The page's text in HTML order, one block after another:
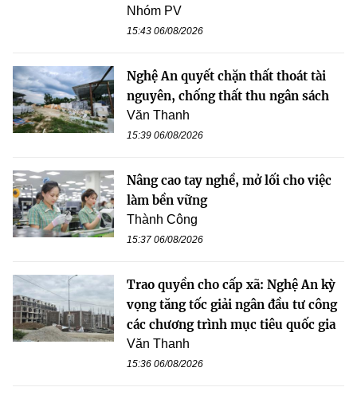
Nhóm PV
15:43 06/08/2026
Nghệ An quyết chặn thất thoát tài
nguyên, chống thất thu ngân sách
Văn Thanh
15:39 06/08/2026
Nâng cao tay nghề, mở lối cho việc
làm bền vững
Thành Công
15:37 06/08/2026
Trao quyền cho cấp xã: Nghệ An kỳ
vọng tăng tốc giải ngân đầu tư công
các chương trình mục tiêu quốc gia
Văn Thanh
15:36 06/08/2026